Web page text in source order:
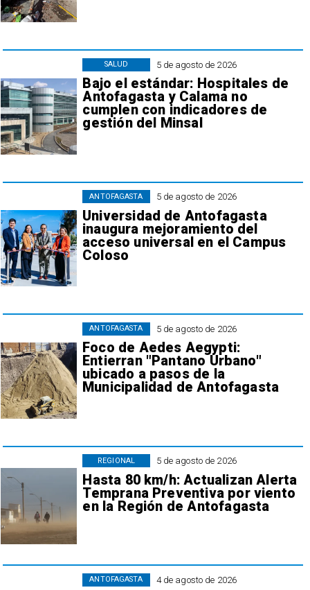
5 de agosto de 2026
Bajo el estándar: Hospitales de
Antofagasta y Calama no
cumplen con indicadores de
gestión del Minsal
SALUD
5 de agosto de 2026
Universidad de Antofagasta
inaugura mejoramiento del
acceso universal en el Campus
Coloso
ANTOFAGASTA
5 de agosto de 2026
Foco de Aedes Aegypti:
Entierran "Pantano Urbano"
ubicado a pasos de la
Municipalidad de Antofagasta
ANTOFAGASTA
5 de agosto de 2026
Hasta 80 km/h: Actualizan Alerta
Temprana Preventiva por viento
en la Región de Antofagasta
REGIONAL
4 de agosto de 2026
ANTOFAGASTA